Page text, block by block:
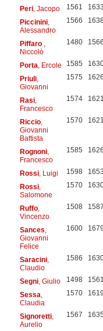
Peri, Jacopo 1561 1633
Piccinini,
Alessandro
1566
Piffaro
Niccolò
1480 1566
Porta , Ercole 1585
Priuli,
Giovanni
1575 1626
Rasi,
Francesco
1574 1621
Riccio,
Giovanni
Battista
1570 1621
Rognoni,
Francesco
1585 1626
Rossi, Luigi 1598 1653
Rossi,
Salomone
1570
Ruffo,
Vincenzo
1508 1587
Sances
Giovanni
Felice
1600 1679
Saracini,
Claudio
1586
Segni, Giulio 1498 1561
Sessa
Claudia
1570 1619
Signoretti,
Aurelio
1567 1635